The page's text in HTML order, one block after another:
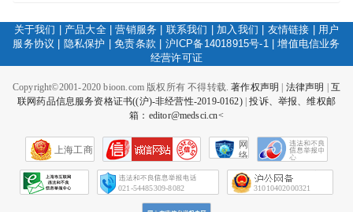
关于我们 产品大全|营销服务 联系我们 加入我们 友情链接
用户
服务协议
隐私保护 |免责条款 沪ICP备14018915号-1|增值电信业务
经营许可证
Copyright©2001-2020 bioon.com 版权所有 不得转载.著作权声明 法律声明
互
联网药品信息服务资格证书((沪)-非经营性-2019-0162)|投诉、举报、维权邮
箱：editor@medsci.cn<
上海工商
网
络
会
征
021-54485309-8082 31010402000321